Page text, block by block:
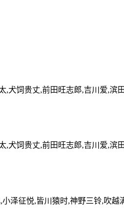
犬饲贵丈,前田旺志郎,吉川爱,滨
犬饲贵丈,前田旺志郎,吉川爱,滨
泽征悦,皆川猿时,神野三铃,吹越